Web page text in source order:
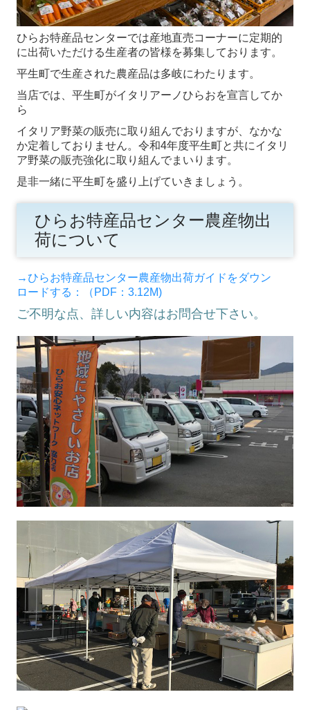
ひらお特産品センターでは産地直売コーナーに定期的
に出荷いただける生産者の皆様を募集しております。
平生町で生産された農産品は多岐にわたります。
当店では、平生町がイタリアーノひらおを宣言してか
ら
イタリア野菜の販売に取り組んでおりますが、なかな
か定着しておりません。令和4年度平生町と共にイタリ
ア野菜の販売強化に取り組んでまいります。
是非一緒に平生町を盛り上げていきましょう。
ひらお特産品センター農産物出
荷について
→ひらお特産品センター農産物出荷ガイドをダウン
ロードする：（PDF：3.12M)
ご不明な点、詳しい内容はお問合せ下さい。